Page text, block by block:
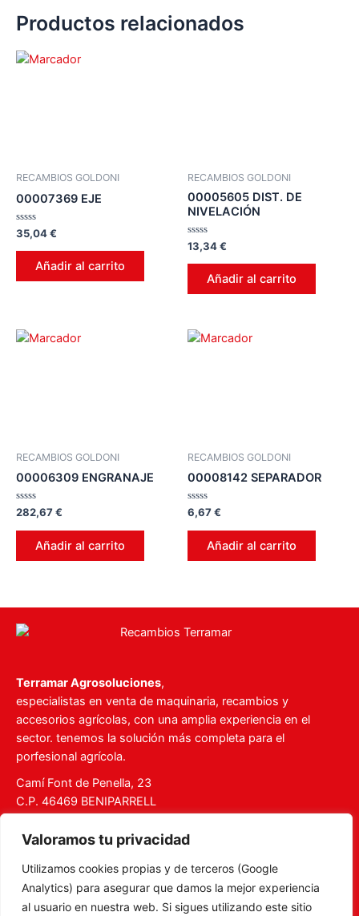
Valoramos tu privacidad
Utilizamos cookies propias y de terceros (Google
Analytics) para asegurar que damos la mejor experiencia
al usuario en nuestra web. Si sigues utilizando este sitio
Productos relacionados
RECAMBIOS GOLDONI
00007369 EJE
Valorado
en
0
35,04€
Añadir al carrito
RECAMBIOS GOLDONI
00005605 DIST. DE
NIVELACIÓN
Valorado
en
0
13,34€
Añadir al carrito
RECAMBIOS GOLDONI
00006309 ENGRANAJE
Valorado
0
282,67€
Añadir al carrito
RECAMBIOS GOLDONI
00008142 SEPARADOR
Valorado
en
0
6,67€
Añadir al carrito
Terramar Agrosoluciones,
especialistas en venta de maquinaria, recambios y
accesorios agrícolas, con una amplia experiencia en el
sector. tenemos la solución más completa para el
porfesional agrícola.
Camí Font de Penella, 23
C.P. 46469 BENIPARRELL
ventas@recambiosterramar.com
Mi Cuenta
Carrito